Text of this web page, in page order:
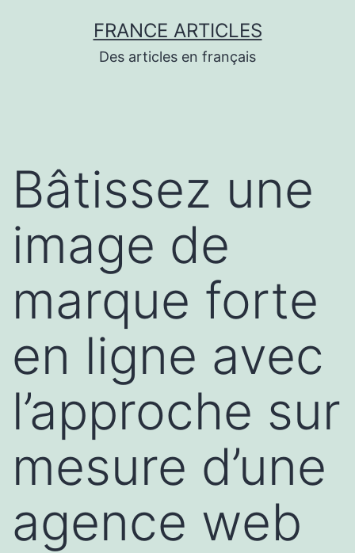
FRANCE ARTICLES
Des articles en français
Bâtissez une
image de
marque forte
en ligne avec
l’approche sur
mesure d’une
agence web